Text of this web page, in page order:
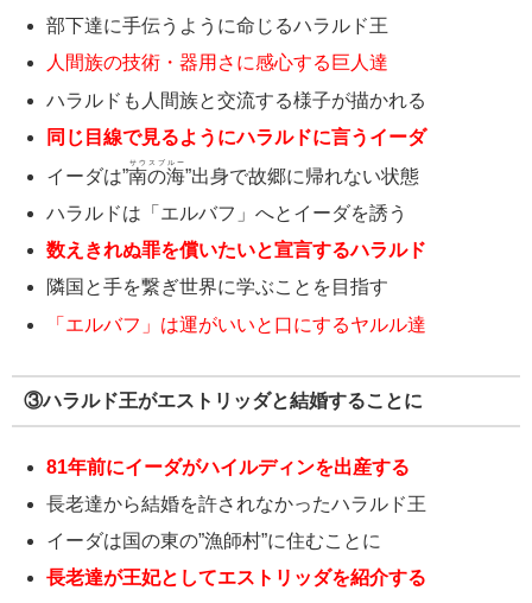
部下達に手伝うように命じるハラルド王
人間族の技術・器用さに感心する巨人達
ハラルドも人間族と交流する様子が描かれる
同じ目線で見るようにハラルドに言うイーダ
イーダは”南の海
サウスブルー
”出身で故郷に帰れない状態
ハラルドは「エルバフ」へとイーダを誘う
数えきれぬ罪を償いたいと宣言するハラルド
隣国と手を繋ぎ世界に学ぶことを目指す
「エルバフ」は運がいいと口にするヤルル達
③ハラルド王がエストリッダと結婚することに
81年前にイーダがハイルディンを出産する
長老達から結婚を許されなかったハラルド王
イーダは国の東の”漁師村”に住むことに
長老達が王妃としてエストリッダを紹介する